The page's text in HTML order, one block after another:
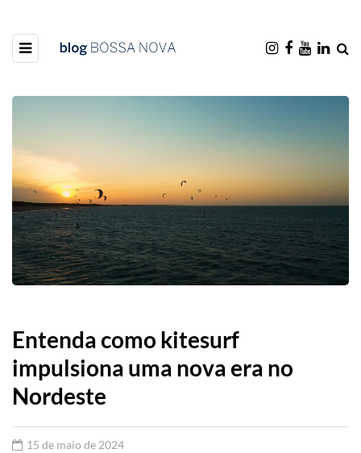
Entenda como kitesurf
impulsiona uma nova era no
Nordeste
15 de maio de 2024